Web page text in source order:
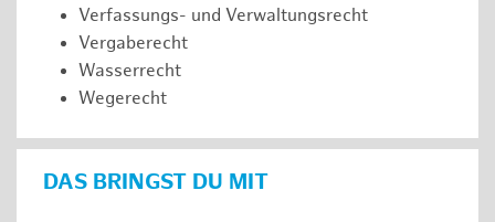
Verfassungs- und Verwaltungsrecht
Vergaberecht
Wasserrecht
Wegerecht
DAS BRINGST DU MIT